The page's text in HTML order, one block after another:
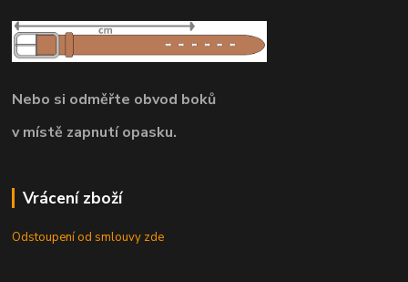
Nebo si odměřte obvod boků
v místě zapnutí opasku.
Vrácení zboží
Odstoupení od smlouvy zde